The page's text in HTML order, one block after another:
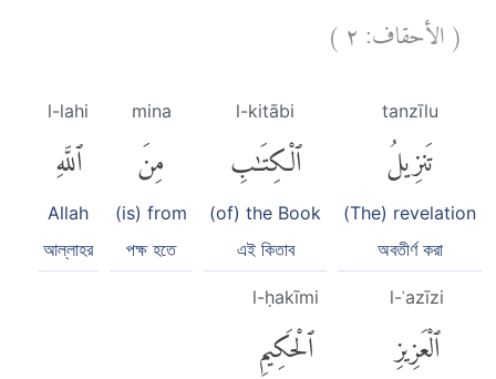
(الأحقاف:٢)
tanzīlu
تَنزِيلُ
(The) revelation
অবতীর্ণ করা
l-kitābi
ٱلْكِتَٰبِ
(of) the Book
এই কিতাব
mina
مِنَ
(is) from
পক্ষ হতে
l-lahi
ٱللَّهِ
Allah
আল্লাহর
l-ʿazīzi
ٱلْعَزِيزِ
l-ḥakīmi
ٱلْحَكِيمِ